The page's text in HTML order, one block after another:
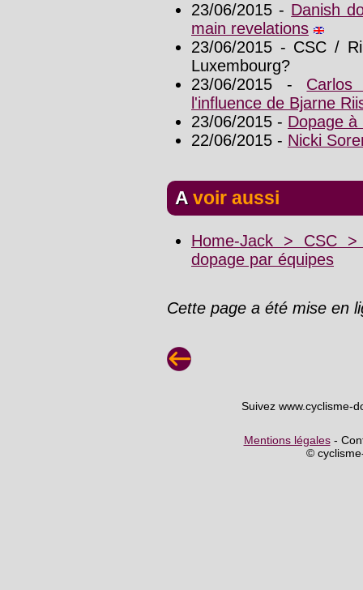
23/06/2015 - Danish
main revelations
23/06/2015 - CSC /
Luxembourg?
23/06/2015 -
l'influence de Bjarne
23/06/2015 - Dopage à
22/06/2015 - Nicki
A voir aussi
Home-Jack > CSC
dopage par équipes
Cette page a été mise en
Suivez www.cyclisme-
Mentions légales-
©